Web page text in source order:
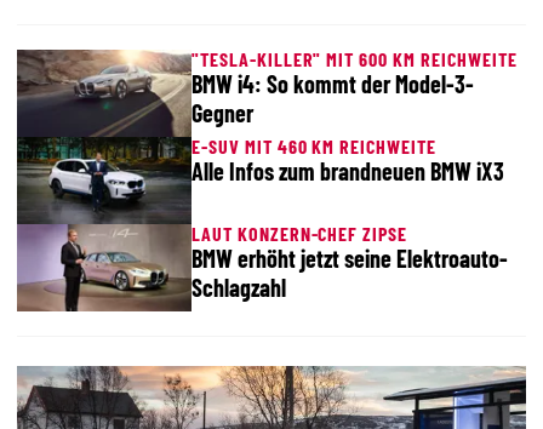
"TESLA-KILLER" MIT 600 KM REICHWEITE
BMW i4: So kommt der Model-3-
Gegner
E-SUV MIT 460 KM REICHWEITE
Alle Infos zum brandneuen BMW iX3
LAUT KONZERN-CHEF ZIPSE
BMW erhöht jetzt seine Elektroauto-
Schlagzahl